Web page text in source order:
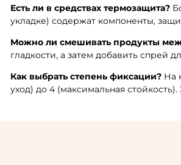
Есть ли в средствах термозащита?
укладке) содержат компоненты,
Можно ли смешивать продукты
гладкости, а затем добавить спрей
Как выбрать степень фиксации?На
уход) до 4 (максимальная